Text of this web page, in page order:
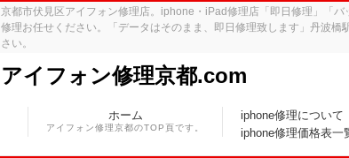
京都市伏見区アイフォン修理店。iphone・iPad修理店「即日修理」「
修理お任せください。「データはそのまま、即日修理致します」丹波
さい。
アイフォン修理京都.com
ホーム
アイフォン修理京都のTOP頁です。
iphone修理について
iphone修理価格表一